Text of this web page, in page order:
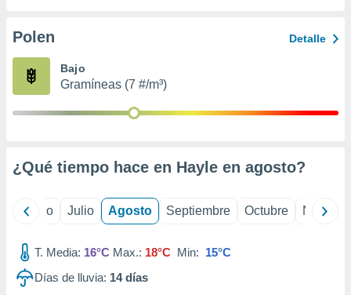
e
mediante
publicidad
publicidad
1199
Polen Detalle
Bajo
Gramíneas (7 #/m³)
¿Qué tiempo hace en Hayle en agosto?
Junio Julio Agosto Septiembre Octubre
T. Media: 16°C Max.: 18°C Min: 15°C
Días de lluvia: 14días